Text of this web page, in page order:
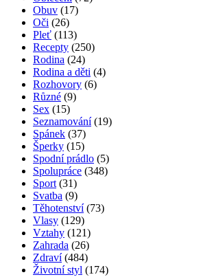
Obuv (17)
Oči (26)
Pleť (113)
Recepty (250)
Rodina (24)
Rodina a děti (4)
Rozhovory (6)
Různé (9)
Sex (15)
Seznamování(19)
Spánek (37)
Šperky (15)
Spodní prádlo (5)
Spolupráce (348)
Sport (31)
Svatba (9)
Těhotenství(73)
Vlasy (129)
Vztahy (121)
Zahrada (26)
Zdraví(484)
Životní styl (174)